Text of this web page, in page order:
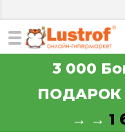
3 000
ПОДАРОК
→ → 1